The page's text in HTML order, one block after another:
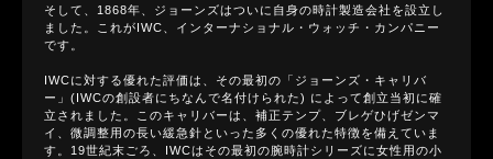
そして、1868年、ジョーンズはついに自身の時計製造会社を設立し
ました。これがIWC、インターナショナル・ウォッチ・カンパニー
です。
IWCに対する優れた評価は、その最初の「ジョーンズ・キャリバ
ー」(IWCの創設者にちなんで名付けられた) によって創立当初に確
立されました。このキャリバーは、補正テンプ、ブレゲひげゼンマ
イ、微調整用の長い緩急針といった多くの優れた特徴を備えていま
す。19世紀末ごろ、IWCはその最初の腕時計シリーズに女性用の小